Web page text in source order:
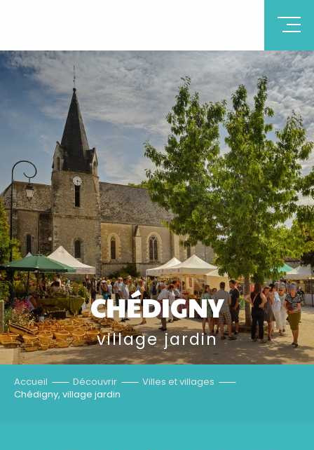
CHÉDIGNY
village jardin
Accueil Découvrir
Villes et villages
Chédigny, village jardin